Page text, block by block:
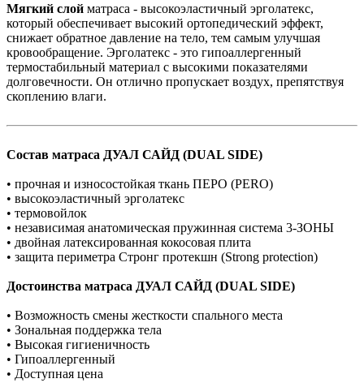
Мягкий слой матраса - высокоэластичный эрголатекс,
который обеспечивает высокий ортопедический эффект,
снижает обратное давление на тело, тем самым улучшая
кровообращение. Эрголатекс - это гипоаллергенный
термостабильный материал с высокими показателями
долговечности. Он отлично пропускает воздух, препятствуя
скоплению влаги.
Состав матраса ДУАЛ САЙД (DUAL SIDE)
• прочная и износостойкая ткань ПЕРО (PERO)
• высокоэластичный эрголатекс
• термовойлок
• независимая анатомическая пружинная система 3-ЗОНЫ
• двойная латексированная кокосовая плита
• защита периметра Стронг протекшн (Strong protection)
Достоинства матраса ДУАЛ САЙД (DUAL SIDE)
• Возможность смены жесткости спального места
• Зональная поддержка тела
• Высокая гигиеничность
• Гипоаллергенный
• Доступная цена